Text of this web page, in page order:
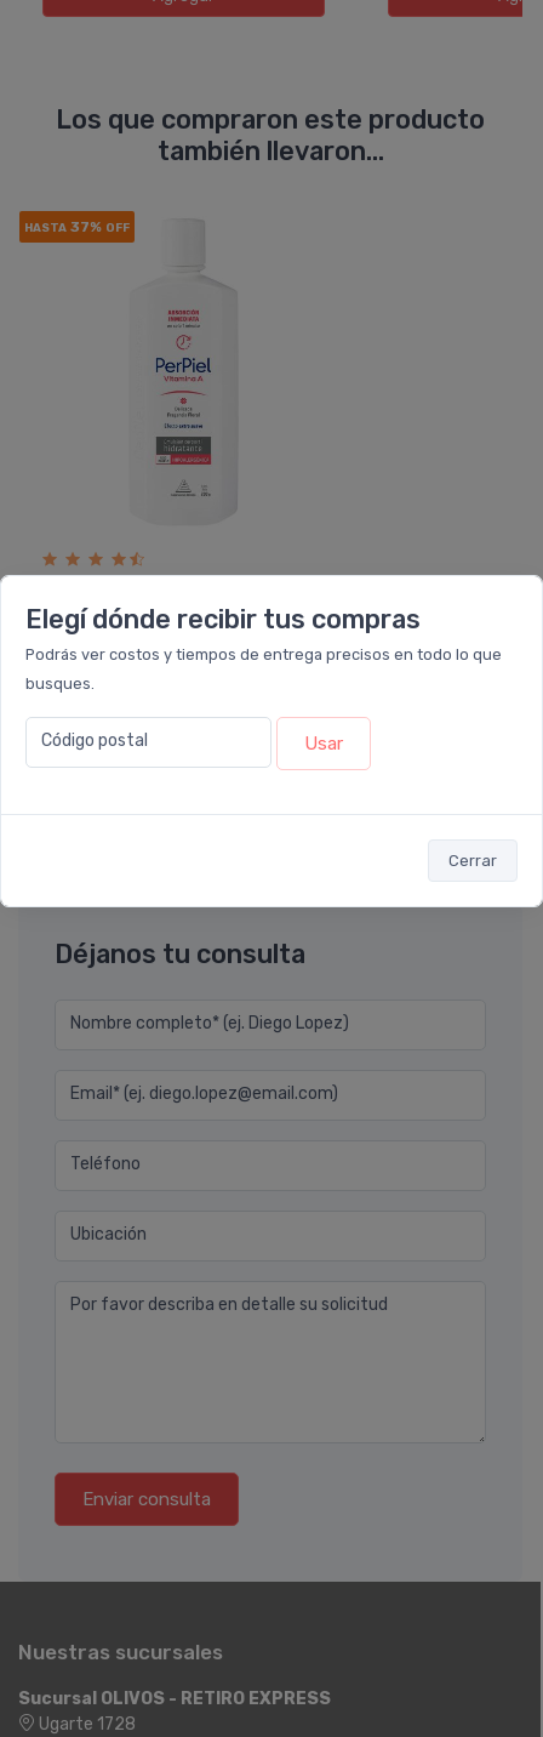
Elegí dónde recibir tus compras
Podrás ver costos y tiempos de entrega precisos en todo lo que
busques.
Código postal Usar
Cerrar
Los que compraron este producto
también llevaron...
HASTA 37% OFF
Perpiel Emulsión Corporal
Hidratante Fragancia Floral
Desde $19.207 $21.341
6 cuotas
Sumás 2.268 Leloir$
Déjanos tu consulta
Nombre completo* (ej. Diego Lopez)
Email* (ej. diego.lopez@email.com)
Teléfono
Ubicación
Por favor describa en detalle su solicitud
Enviar consulta
Nuestras sucursales
Sucursal OLIVOS - RETIRO EXPRESS
Ugarte 1728